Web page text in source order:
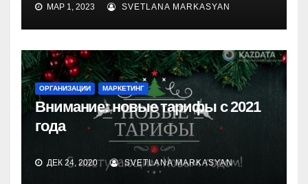
МАР 1, 2023 SVETLANA MARKASYAN
ОРГАНИЗАЦИИ МАРКЕТИНГ
Внимание: новые тарифы с 2021
года
ДЕК 24, 2020 SVETLANA MARKASYAN